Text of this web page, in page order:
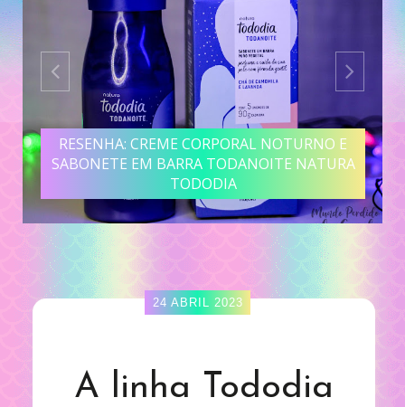
RESENHA: CREME CORPORAL NOTURNO E
SABONETE EM BARRA TODANOITE NATURA
TODODIA
24 ABRIL 2023
A linha Tododia